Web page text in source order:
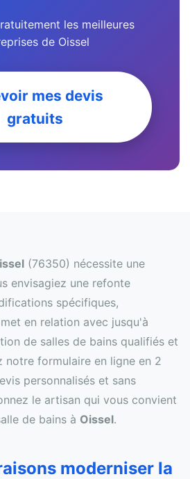
les meilleures
de Oissel
mes devis
gratuits
(76350) nécessite une
envisagiez une refonte
spécifiques,
en relation avec jusqu'à
de salles de bains qualifiés et
notre formulaire en ligne en 2
personnalisés et sans
le artisan qui vous convient
de bains à Oissel.
moderniser la